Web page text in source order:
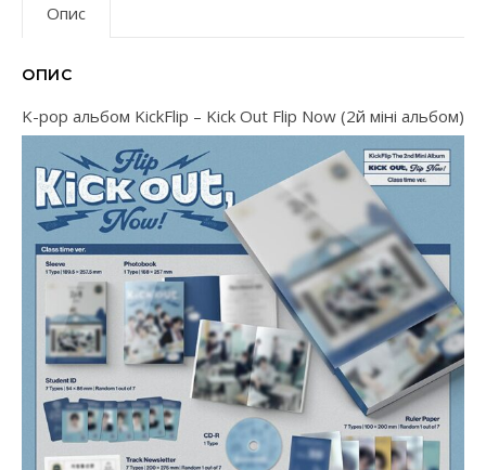
Опис
ОПИС
K-pop альбом KickFlip – Kick Out Flip Now (2й міні альбом)